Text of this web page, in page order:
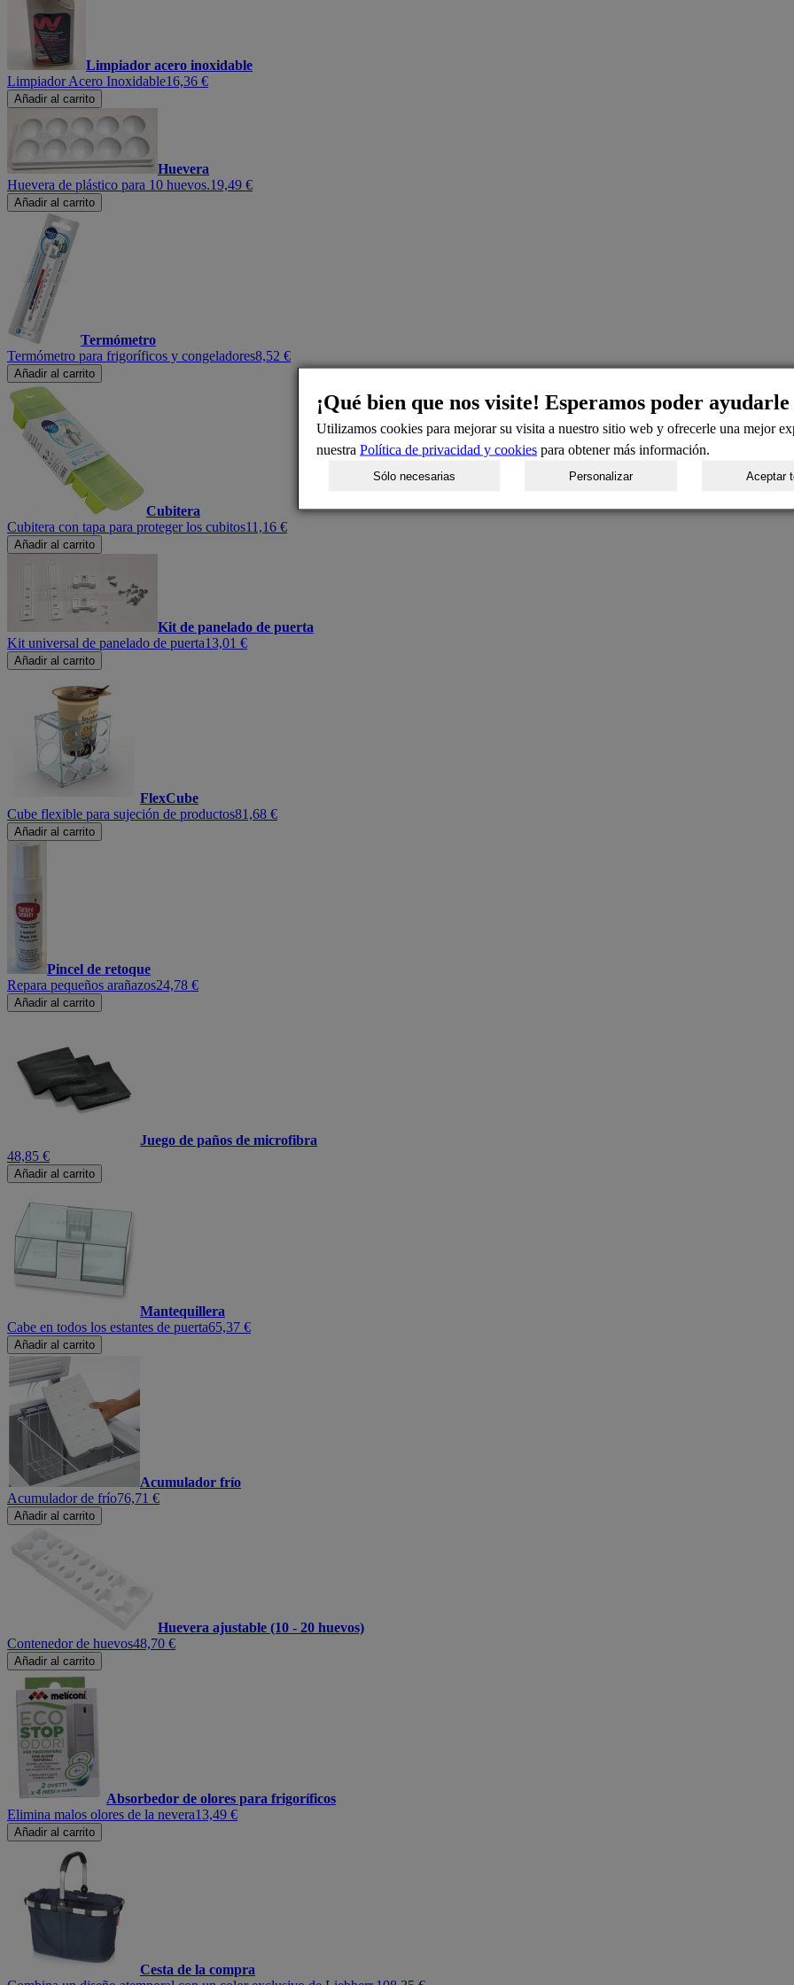
Limpiador acero inoxidable
Limpiador Acero Inoxidable16,36 €
Añadir al carrito
Huevera
Huevera de plástico para 10 huevos.19,49 €
Añadir al carrito
Termómetro
Termómetro para frigoríficos y congeladores8,52 €
Añadir al carrito
Cubitera
Cubitera con tapa para proteger los cubitos11,16 €
Añadir al carrito
Kit de panelado de puerta
Kit universal de panelado de puerta13,01 €
Añadir al carrito
FlexCube
Cube flexible para sujeción de productos81,68 €
Añadir al carrito
Pincel de retoque
Repara pequeños arañazos24,78 €
Añadir al carrito
Juego de paños de microfibra
48,85 €
Añadir al carrito
Mantequillera
Cabe en todos los estantes de puerta65,37 €
Añadir al carrito
Acumulador frío
Acumulador de frío76,71 €
Añadir al carrito
Huevera ajustable (10 - 20 huevos)
Contenedor de huevos48,70 €
Añadir al carrito
Absorbedor de olores para frigoríficos
Elimina malos olores de la nevera13,49 €
Añadir al carrito
Cesta de la compra
¡Qué bien que nos visite! Esperamos poder ayudarle
Utilizamos cookies para mejorar su visita a nuestro sitio web y ofrecerle una mejor
nuestra Política de privacidad y cookies para obtener más información.
Sólo necesarias Personalizar Aceptar